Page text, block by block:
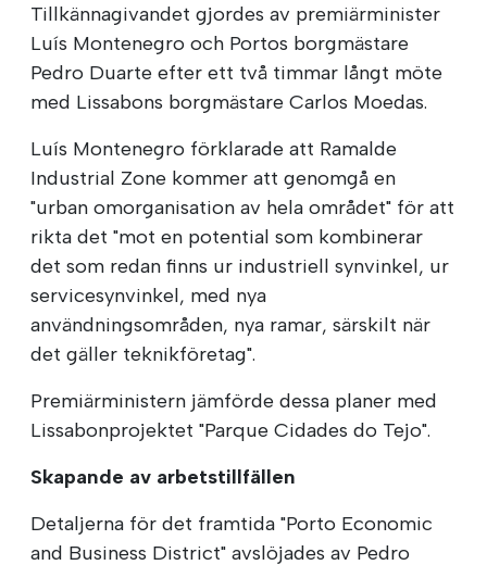
Tillkännagivandet gjordes av premiärminister
Luís Montenegro och Portos borgmästare
Pedro Duarte efter ett två timmar långt möte
med Lissabons borgmästare Carlos Moedas.
Luís Montenegro förklarade att Ramalde
Industrial Zone kommer att genomgå en
"urban omorganisation av hela området" för att
rikta det "mot en potential som kombinerar
det som redan finns ur industriell synvinkel, ur
servicesynvinkel, med nya
användningsområden, nya ramar, särskilt när
det gäller teknikföretag".
Premiärministern jämförde dessa planer med
Lissabonprojektet "Parque Cidades do Tejo".
Skapande av arbetstillfällen
Detaljerna för det framtida "Porto Economic
and Business District" avslöjades av Pedro